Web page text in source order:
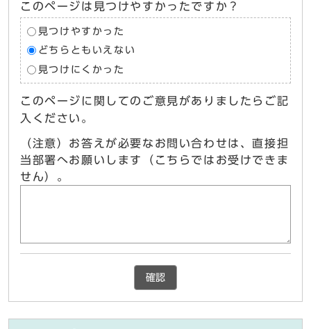
このページは見つけやすかったですか？
見つけやすかった
どちらともいえない
見つけにくかった
このページに関してのご意見がありましたらご記
入ください。
（注意）お答えが必要なお問い合わせは、直接担
当部署へお願いします（こちらではお受けできま
せん）。
確認